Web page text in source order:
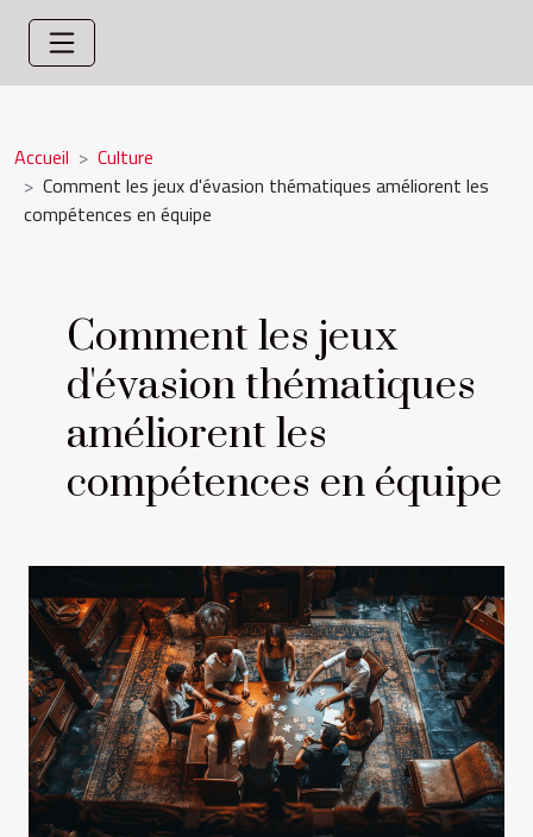
Accueil
Culture
Comment les jeux d'évasion thématiques améliorent les
compétences en équipe
Comment les jeux
d'évasion thématiques
améliorent les
compétences en équipe